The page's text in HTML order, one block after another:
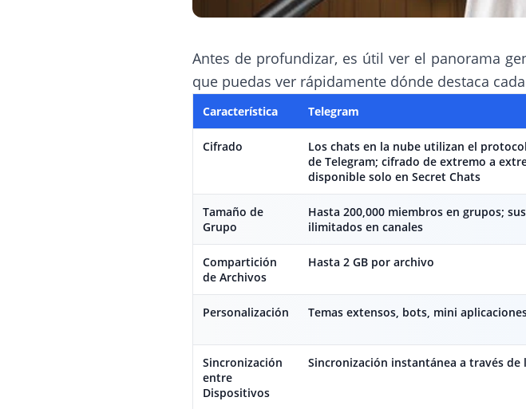
Antes de profundizar, es útil ver el panorama
que puedas ver rápidamente dónde destaca
Característica Telegram
Cifrado
Los chats en la nube utilizan el
de Telegram; cifrado de extremo a
disponible solo en Secret Chats
Tamaño de
Grupo
Hasta 200,000 miembros en grupos;
ilimitados en canales
Compartición
de Archivos
Hasta 2 GB por archivo
Personalización Temas extensos, bots, mini
Sincronización
entre
Dispositivos
Sincronización instantánea a través de